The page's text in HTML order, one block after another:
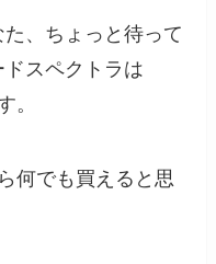
、ちょっと待って
スペクトラは
。
何でも買えると思